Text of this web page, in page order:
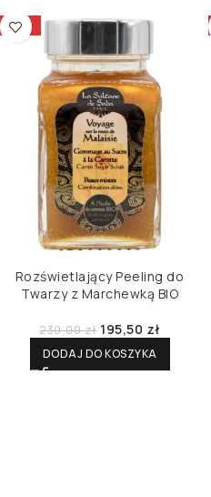
-15%
Rozświetlający Peeling do
Twarzy z Marchewką BIO
230,00zł 195,50 zł
DODAJ DO KOSZYKA